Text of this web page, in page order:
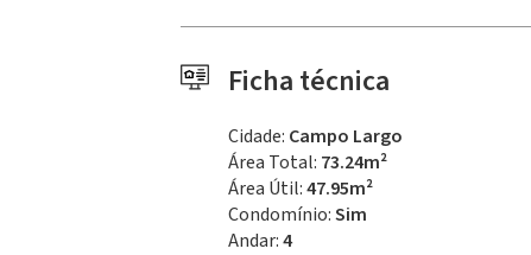
Ficha técnica
Cidade: Campo Largo
Área Total: 73.24m²
Área Útil:47.95m²
Condomínio:Sim
Andar:4